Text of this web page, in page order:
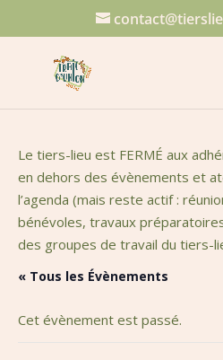
Le tiers-lieu est FERMÉ aux
en dehors des évènements et
l’agenda (mais reste actif :
bénévoles, travaux
des groupes de travail du tiers-
« Tous les Évènements
Cet évènement est passé.